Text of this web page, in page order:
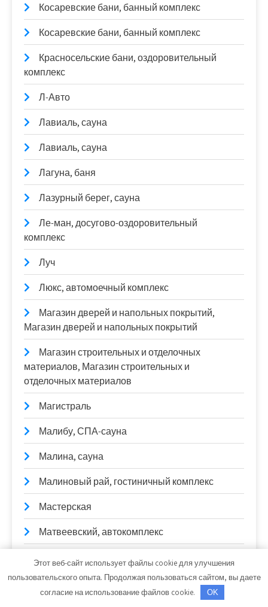
Косаревские бани, банный комплекс
Косаревские бани, банный комплекс
Красносельские бани, оздоровительный
комплекс
Л-Авто
Лавиаль, сауна
Лавиаль, сауна
Лагуна, баня
Лазурный берег, сауна
Ле-ман, досугово-оздоровительный
комплекс
Луч
Люкс, автомоечный комплекс
Магазин дверей и напольных покрытий,
Магазин дверей и напольных покрытий
Магазин строительных и отделочных
материалов, Магазин строительных и
отделочных материалов
Магистраль
Малибу, СПА-сауна
Малина, сауна
Малиновый рай, гостиничный комплекс
Мастерская
Матвеевский, автокомплекс
Маяк, сауна
Медуза, сауна
Этот веб-сайт использует файлы cookie для улучшения
пользовательского опыта. Продолжая пользоваться сайтом, вы даете
согласие на использование файлов cookie.
OK